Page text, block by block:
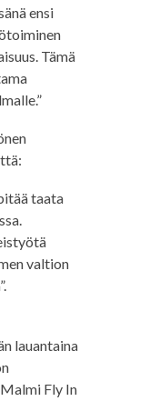
ensi
Tämä
taata
valtion
lauantaina
Fly In